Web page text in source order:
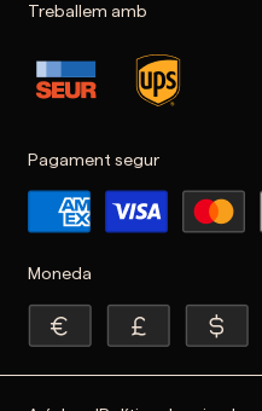
Treballem amb
Pagament segur
Moneda